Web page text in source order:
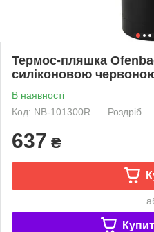
Термос-пляшка
силіконовою
В наявності
Код: NB-101300R
Роздріб
637 ₴